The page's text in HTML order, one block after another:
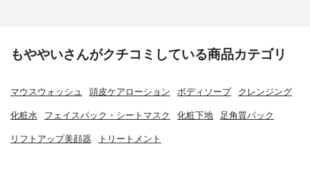
もややいさんがクチコミしている商品カテゴリ
マウスウォッシュ 頭皮ケアローション ボディソープ クレンジング
化粧水 フェイスパック・シートマスク 化粧下地 足角質パック
リフトアップ美顔器 トリートメント